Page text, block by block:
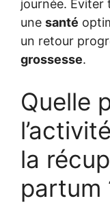
journée. Éviter
une santé
un retour
grossesse.
Quelle
la
partum